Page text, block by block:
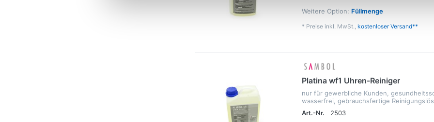
Weitere Option: Füllmenge
* Preise inkl. MwSt., kostenloser Versand**
Platina wf1 Uhren-Reiniger
nur für gewerbliche Kunden,
wasserfrei, gebrauchsfertige
Art.-Nr.
2503